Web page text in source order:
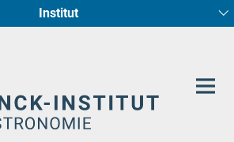
Institut
Fundamentalphysik
und Galaxienentwicklung